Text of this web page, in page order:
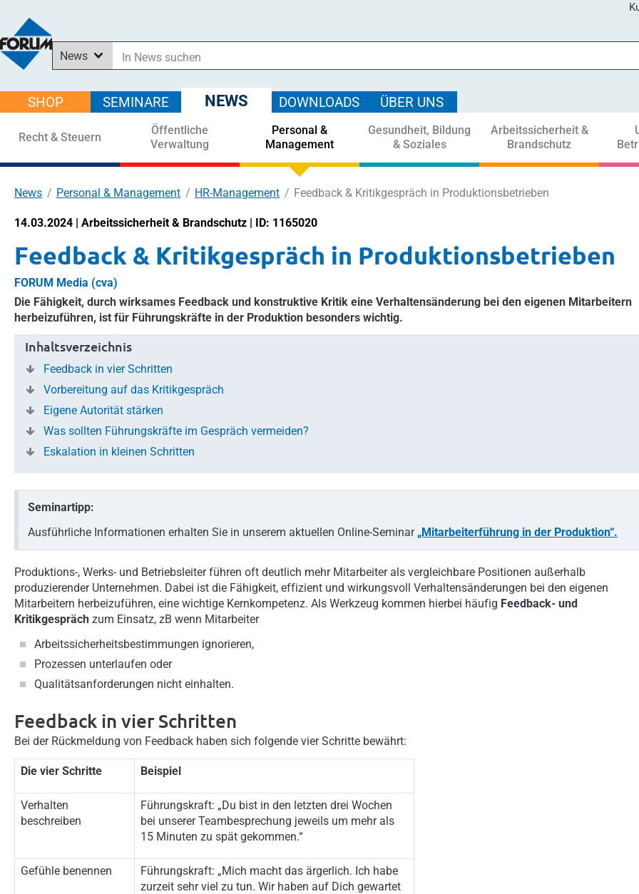
News
In Downloads suchen
Im Shop suchen
In Seminaren suchen
SHOP SEMINARE NEWS DOWNLOADS ÜBER UNS
Recht & Steuern
Öffentliche
Verwaltung
Personal &
Management
Gesundheit, Bildung
& Soziales
Arbeitssicherheit &
Brandschutz
News Personal & Management HR-Management Feedback & Kritikgespräch in Produktionsbetrieben
14.03.2024 | Arbeitssicherheit & Brandschutz | ID: 1165020
Feedback & Kritikgespräch in Produktionsbetrieben
FORUM Media (cva)
Die Fähigkeit, durch wirksames Feedback und konstruktive Kritik eine Verhaltensänderung bei den eigenen Mitarbeitern
herbeizuführen, ist für Führungskräfte in der Produktion besonders wichtig.
Inhaltsverzeichnis
Feedback in vier Schritten
Vorbereitung auf das Kritikgespräch
Eigene Autorität stärken
Was sollten Führungskräfte im Gespräch vermeiden?
Eskalation in kleinen Schritten
Seminartipp:
Ausführliche Informationen erhalten Sie in unserem aktuellen Online-Seminar „Mitarbeiterführung in der Produktion“.
Produktions-, Werks- und Betriebsleiter führen oft deutlich mehr Mitarbeiter als vergleichbare Positionen außerhalb
produzierender Unternehmen. Dabei ist die Fähigkeit, effizient und wirkungsvoll Verhaltensänderungen bei den eigenen
Mitarbeitern herbeizuführen, eine wichtige Kernkompetenz. Als Werkzeug kommen hierbei häufig Feedback- und
Kritikgespräch zum Einsatz, zB wenn Mitarbeiter
Arbeitssicherheitsbestimmungen ignorieren,
Prozessen unterlaufen oder
Qualitätsanforderungen nicht einhalten.
Feedback in vier Schritten
Bei der Rückmeldung von Feedback haben sich folgende vier Schritte bewährt:
Die vier Schritte Beispiel
Verhalten
beschreiben
Führungskraft: „Du bist in den letzten drei Wochen
bei unserer Teambesprechung jeweils um mehr als
15 Minuten zu spät gekommen.“
Gefühle benennen
Führungskraft: „Mich macht das ärgerlich. Ich habe
zurzeit sehr viel zu tun. Wir haben auf Dich gewartet